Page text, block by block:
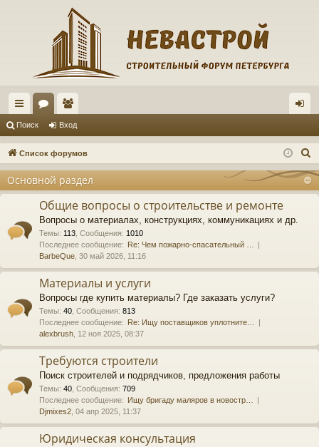
с
ы
и
ум
ол
ьз
ат
ел
и
д
Поиск Вход
Список форумов
Основной раздел
Общие вопросы о строительстве и ремонте
Вопросы о материалах, конструкциях, коммуникациях и др.
Темы: 113 Сообщения: 1010
Последнее сообщение: Re: Чем пожарно-спасательный …
BarbeQue , 30 май 2026, 11:16
Материалы и услуги
Вопросы где купить материалы? Где заказать услуги?
Темы: 40 Сообщения: 813
Последнее сообщение: Re: Ищу поставщиков уплотните…
alexbrush , 12 ноя 2025, 08:37
Требуются строители
Поиск строителей и подрядчиков, предложения работы
Темы: 40 Сообщения: 709
Последнее сообщение: Ищу бригаду маляров в новостр…
Djmixes2 , 04 апр 2025, 11:37
Юридическая консультация